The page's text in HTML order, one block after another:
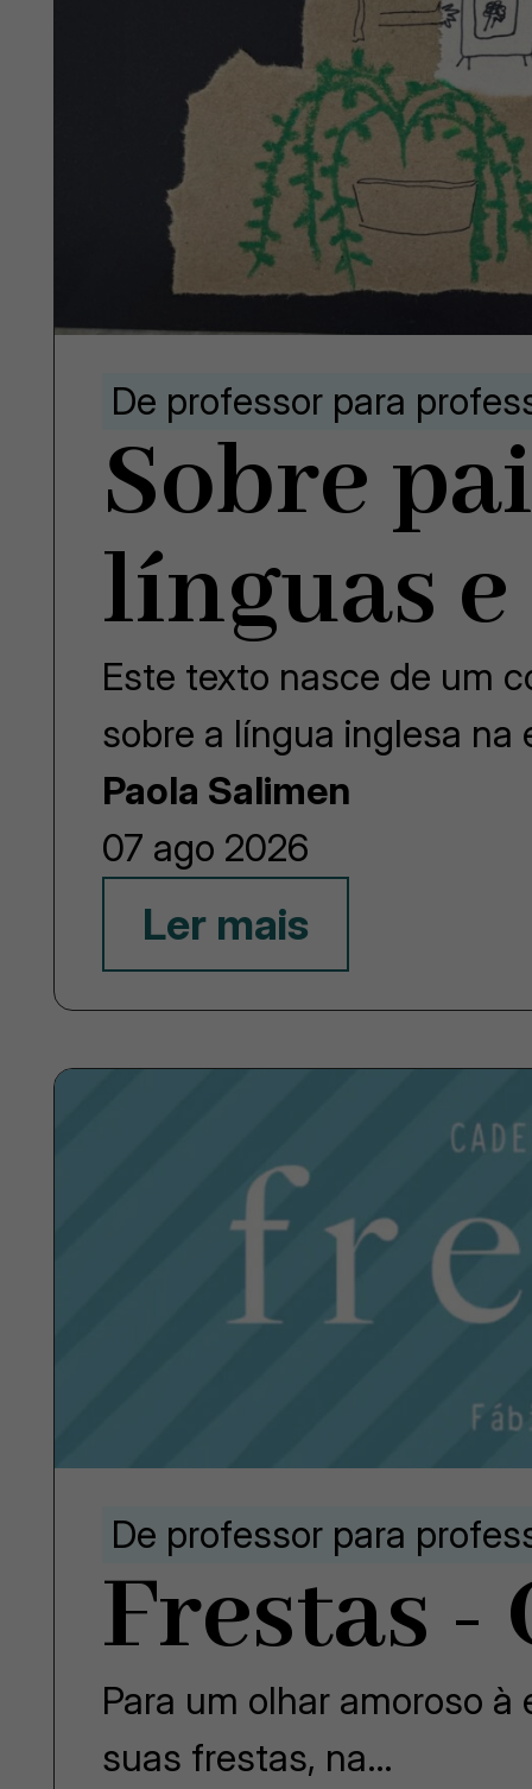
De professor para
Sobre
línguas
Este texto nasce de um
sobre a língua inglesa na
Paola Salimen
07 ago 2026
Ler mais
De professor para
Frestas -
Para um olhar amoroso
suas frestas, na…